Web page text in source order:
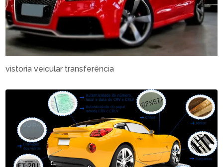
vistoria veicular transferência